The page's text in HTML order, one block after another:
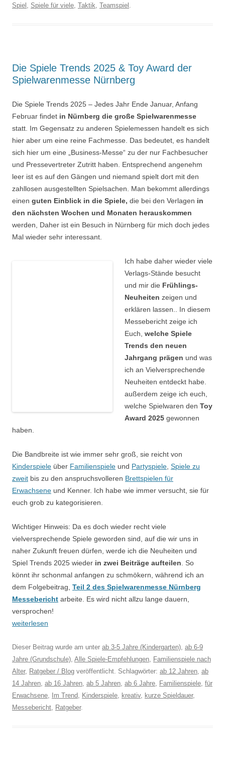
Spiel , Spiele für viele, Taktik, Teamspiel .
Die Spiele Trends 2025 & Toy Award der
Spielwarenmesse Nürnberg
Die Spiele Trends 2025 – Jedes Jahr Ende Januar, Anfang
Februar findet in Nürnberg die große Spielwarenmesse
statt. Im Gegensatz zu anderen Spielemessen handelt es sich
hier aber um eine reine Fachmesse. Das bedeutet, es handelt
sich hier um eine „Business-Messe“ zu der nur Fachbesucher
und Pressevertreter Zutritt haben. Entsprechend angenehm
leer ist es auf den Gängen und niemand spielt dort mit den
zahllosen ausgestellten Spielsachen. Man bekommt allerdings
einen guten Einblick in die Spiele, die bei den Verlagen in
den nächsten Wochen und Monaten herauskommen
werden, Daher ist ein Besuch in Nürnberg für mich doch jedes
Mal wieder sehr interessant.
Ich habe daher wieder viele
Verlags-Stände besucht
und mir die Frühlings-
Neuheiten zeigen und
erklären lassen.. In diesem
Messebericht zeige ich
Euch, welche Spiele
Trends den neuen
Jahrgang prägen und was
ich an Vielversprechende
Neuheiten entdeckt habe.
außerdem zeige ich euch,
welche Spielwaren den Toy
Award 2025 gewonnen
haben.
Die Bandbreite ist wie immer sehr groß, sie reicht von
Kinderspiele über Familienspiele und Partyspiele, Spiele zu
zweit bis zu den anspruchsvolleren Brettspielen für
Erwachsene und Kenner. Ich habe wie immer versucht, sie für
euch grob zu kategorisieren.
Wichtiger Hinweis: Da es doch wieder recht viele
vielversprechende Spiele geworden sind, auf die wir uns in
naher Zukunft freuen dürfen, werde ich die Neuheiten und
Spiel Trends 2025 wieder in zwei Beiträge aufteilen. So
könnt ihr schonmal anfangen zu schmökern, während ich an
dem Folgebeitrag, Teil 2 des Spielwarenmesse Nürnberg
Messebericht arbeite. Es wird nicht allzu lange dauern,
versprochen!
weiterlesen
Dieser Beitrag wurde am unter ab 3-5 Jahre (Kindergarten), ab 6-9
Jahre (Grundschule), Alle Spiele-Empfehlungen, Familienspiele nach
Alter, Ratgeber / Blog veröffentlicht. Schlagwörter: ab 12 Jahren, ab
14 Jahren, ab 16 Jahren, ab 5 Jahren, ab 6 Jahre, Familienspiele, für
Erwachsene, Im Trend, Kinderspiele, kreativ, kurze Spieldauer,
Messebericht, Ratgeber.